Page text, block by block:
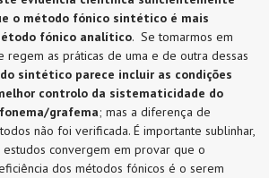
o método fónico sintético é mais
fónico analítico. Se tomarmos em
regem as práticas de uma e de outra dessas
sintético parece incluir as condições
controlo da sistematicidade do
grafema; mas a diferença de
não foi verificada. É importante sublinhar,
convergem em provar que o
dos métodos fónicos é o serem